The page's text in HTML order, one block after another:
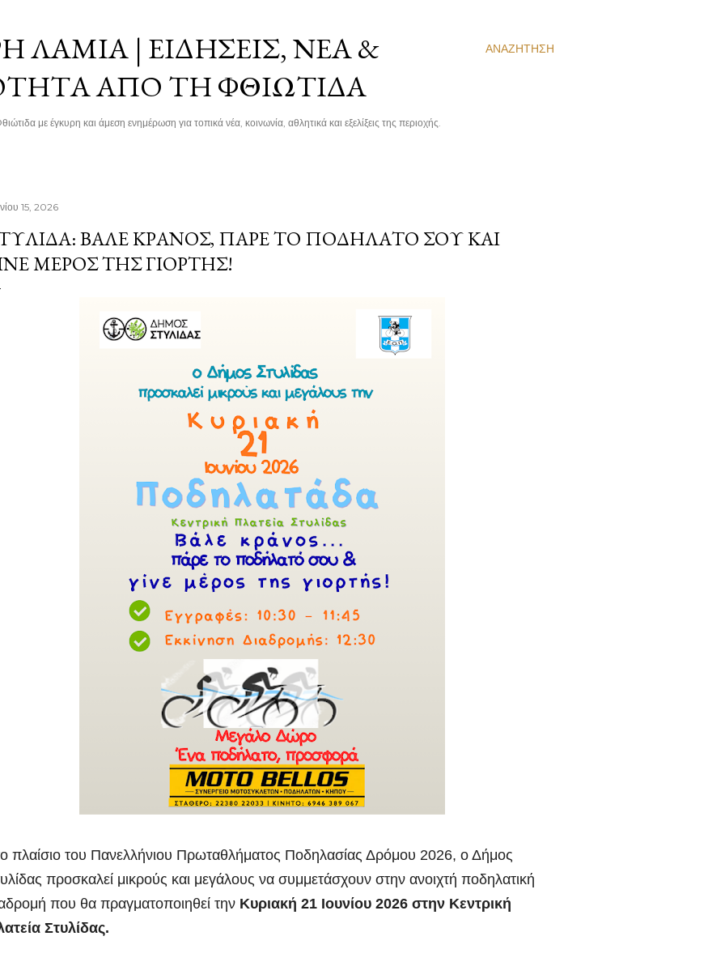
ΑΝΑΖΉΤΗΣΗ
ΛΑΜΊΑ | ΕΙΔΉΣΕΙΣ, ΝΈΑ &
ΑΠΌ ΤΗ ΦΘΙΏΤΙΔΑ
με έγκυρη και άμεση ενημέρωση για τοπικά νέα, κοινωνία, αθλητικά και εξελίξεις της περιοχής.
15, 2026
ΒΆΛΕ ΚΡΆΝΟΣ, ΠΆΡΕ ΤΟ ΠΟΔΉΛΑΤΌ ΣΟΥ ΚΑΙ
ΜΈΡΟΣ ΤΗΣ ΓΙΟΡΤΉΣ!
πλαίσιο του Πανελλήνιου Πρωταθλήματος Ποδηλασίας Δρόμου 2026, ο Δήμος
προσκαλεί μικρούς και μεγάλους να συμμετάσχουν στην ανοιχτή ποδηλατική
που θα πραγματοποιηθεί την Κυριακή 21 Ιουνίου 2026 στην Κεντρική
Στυλίδας.